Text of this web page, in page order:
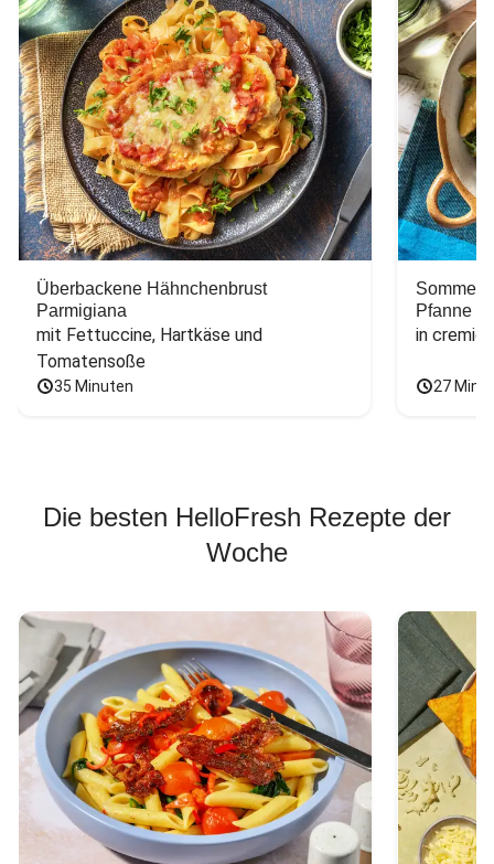
Überbackene Hähnchenbrust
Parmigiana
mit Fettuccine, Hartkäse und
Tomatensoße
35 Minuten
Pfanne
in
27
Die besten HelloFresh Rezepte der
Woche